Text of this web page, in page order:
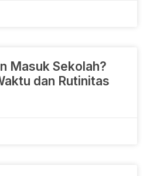
Masuk Sekolah?
dan Rutinitas